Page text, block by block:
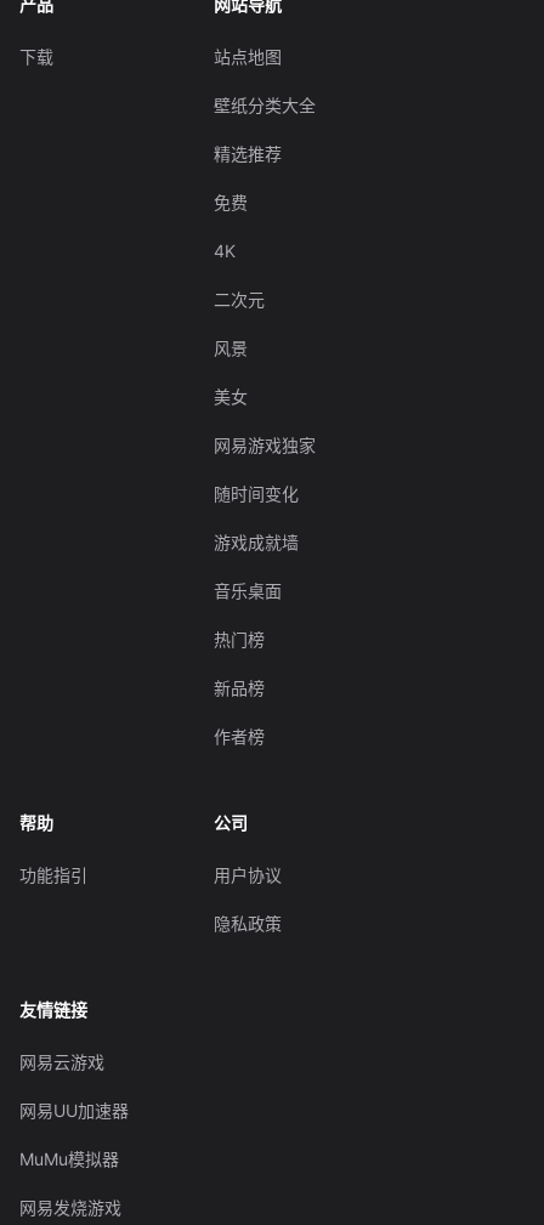
下载 站点地图
壁纸分类大全
精选推荐
免费
4K
二次元
风景
美女
网易游戏独家
随时间变化
游戏成就墙
音乐桌面
热门榜
新品榜
作者榜
帮助
功能指引
公司
用户协议
隐私政策
友情链接
网易云游戏
网易UU加速器
MuMu模拟器
网易发烧游戏